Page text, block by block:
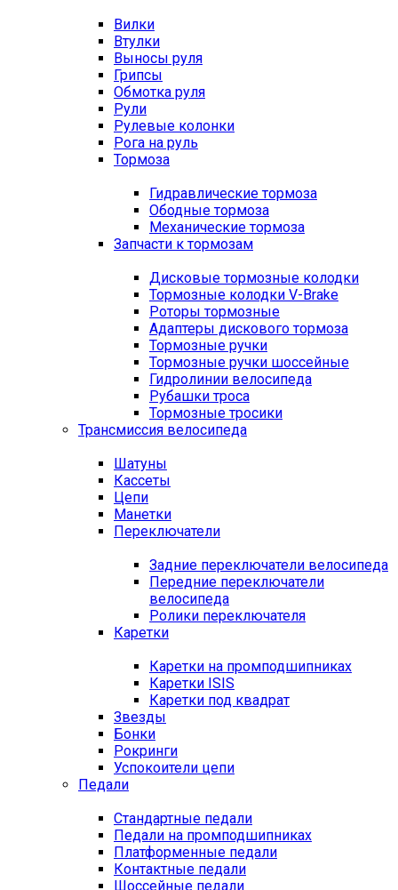
Вилки
Втулки
Выносы руля
Грипсы
Обмотка руля
Рули
Рулевые колонки
Рога на руль
Тормоза
Гидравлические тормоза
Ободные тормоза
Механические тормоза
Запчасти к тормозам
Дисковые тормозные колодки
Тормозные колодки V-Brake
Роторы тормозные
Адаптеры дискового тормоза
Тормозные ручки
Тормозные ручки шоссейные
Гидролинии велосипеда
Рубашки троса
Тормозные тросики
Трансмиссия велосипеда
Шатуны
Кассеты
Цепи
Манетки
Переключатели
Задние переключатели велосипеда
Передние переключатели
велосипеда
Ролики переключателя
Каретки
Каретки на промподшипниках
Каретки ISIS
Каретки под квадрат
Звезды
Бонки
Рокринги
Успокоители цепи
Педали
Стандартные педали
Педали на промподшипниках
Платформенные педали
Контактные педали
Шоссейные педали